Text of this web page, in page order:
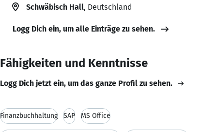
Schwäbisch Hall, Deutschland
Logg Dich ein, um alle Einträge zu sehen.
Fähigkeiten und Kenntnisse
Logg Dich jetzt ein, um das ganze Profil zu sehen.
Finanzbuchhaltung SAP MS Office